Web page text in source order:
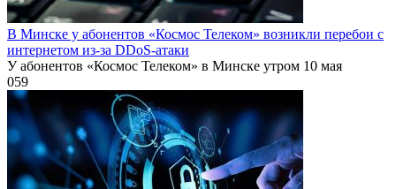
В Минске у абонентов «Космос Телеком» возникли перебои с
интернетом из-за DDoS-атаки
У абонентов «Космос Телеком» в Минске утром 10 мая
059